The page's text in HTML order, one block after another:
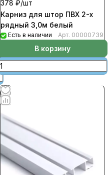
378 ₽/шт
Карниз для штор ПВХ 2-х
рядный 3,0м белый
Есть в наличии Арт. 00000739
В корзину